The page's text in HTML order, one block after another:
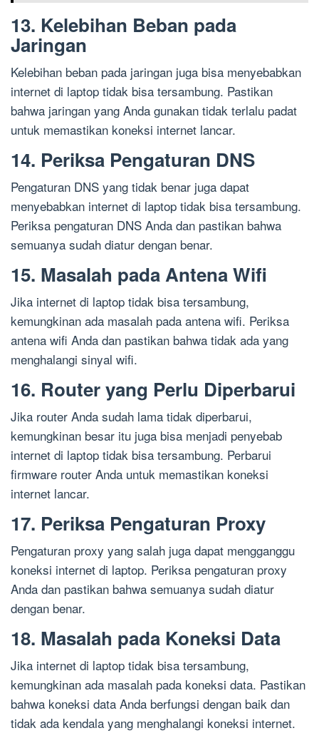
13. Kelebihan Beban pada
Jaringan
Kelebihan beban pada jaringan juga bisa menyebabkan
internet di laptop tidak bisa tersambung. Pastikan
bahwa jaringan yang Anda gunakan tidak terlalu padat
untuk memastikan koneksi internet lancar.
14. Periksa Pengaturan DNS
Pengaturan DNS yang tidak benar juga dapat
menyebabkan internet di laptop tidak bisa tersambung.
Periksa pengaturan DNS Anda dan pastikan bahwa
semuanya sudah diatur dengan benar.
15. Masalah pada Antena Wifi
Jika internet di laptop tidak bisa tersambung,
kemungkinan ada masalah pada antena wifi. Periksa
antena wifi Anda dan pastikan bahwa tidak ada yang
menghalangi sinyal wifi.
16. Router yang Perlu Diperbarui
Jika router Anda sudah lama tidak diperbarui,
kemungkinan besar itu juga bisa menjadi penyebab
internet di laptop tidak bisa tersambung. Perbarui
firmware router Anda untuk memastikan koneksi
internet lancar.
17. Periksa Pengaturan Proxy
Pengaturan proxy yang salah juga dapat mengganggu
koneksi internet di laptop. Periksa pengaturan proxy
Anda dan pastikan bahwa semuanya sudah diatur
dengan benar.
18. Masalah pada Koneksi Data
Jika internet di laptop tidak bisa tersambung,
kemungkinan ada masalah pada koneksi data. Pastikan
bahwa koneksi data Anda berfungsi dengan baik dan
tidak ada kendala yang menghalangi koneksi internet.